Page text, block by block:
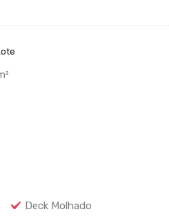
Deck Molhado